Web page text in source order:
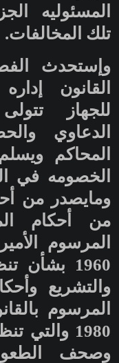
المسئوليه
تلك المخالفات.
وإستحدث
القانون
للجهاز
الدعاوي
المحاكم
الخصومه في
ومايصدر من
من أحكام
1960
1980
وصحف